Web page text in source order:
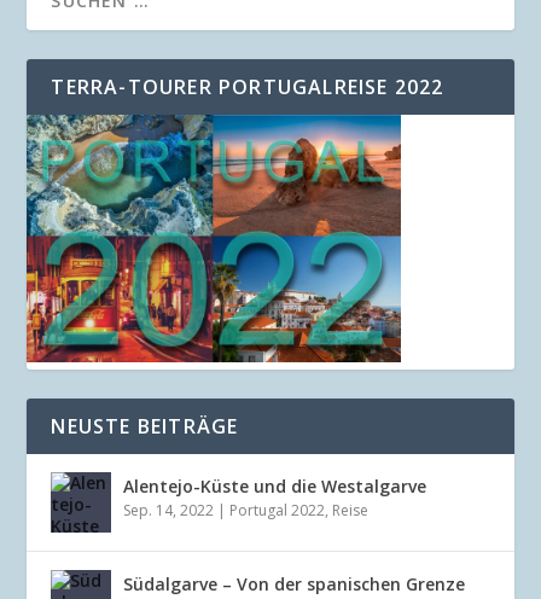
TERRA-TOURER PORTUGALREISE 2022
NEUSTE BEITRÄGE
Alentejo-Küste und die Westalgarve
Sep. 14, 2022 | Portugal 2022, Reise
Südalgarve – Von der spanischen Grenze